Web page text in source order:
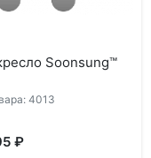
Soonsung™
4013
₽